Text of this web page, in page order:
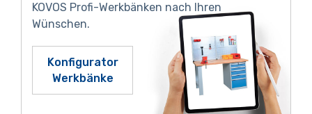
KOVOS Profi-Werkbänken nach Ihren
Wünschen.
Konfigurator
Werkbänke